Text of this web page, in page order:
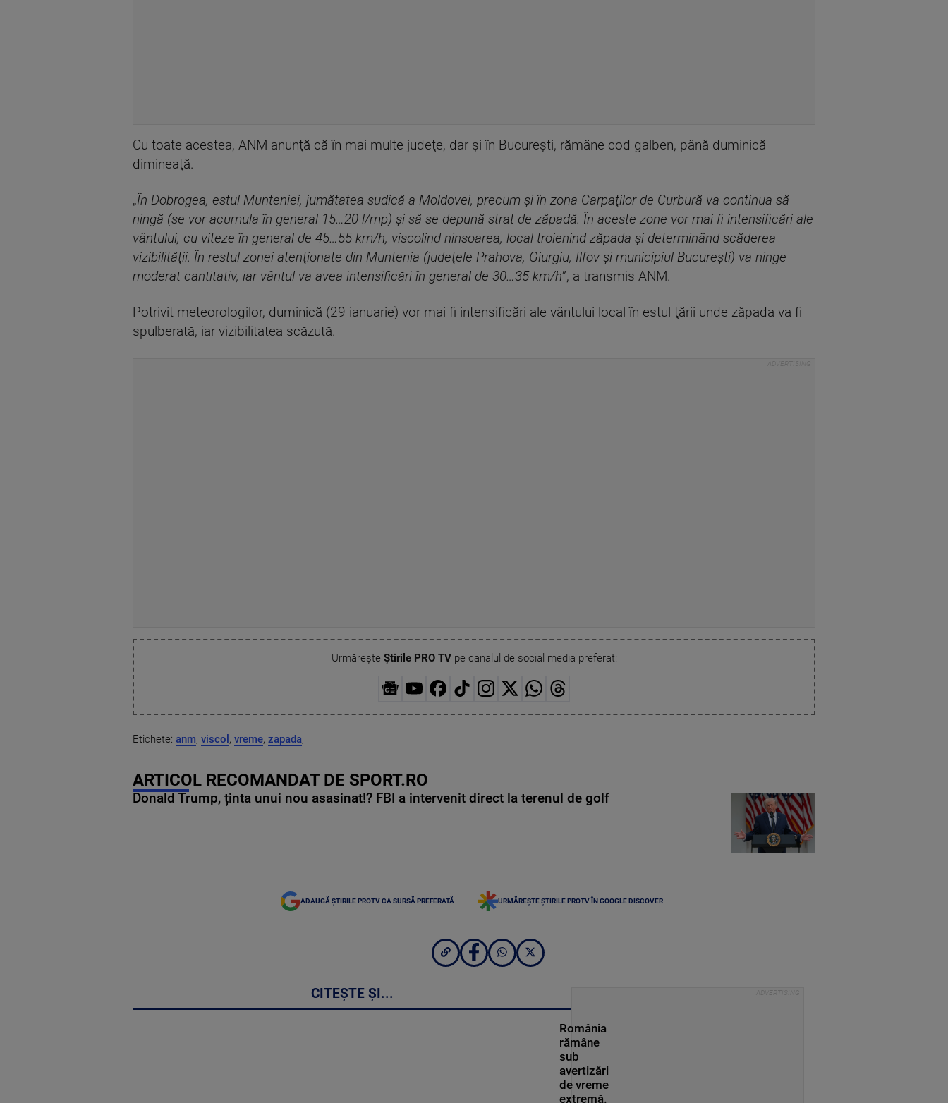
Cu toate acestea, ANM anunţă că în mai multe judeţe, dar şi în Bucureşti, rămâne cod galben, până duminică
dimineaţă.
„În Dobrogea, estul Munteniei, jumătatea sudică a Moldovei, precum şi în zona Carpaţilor de Curbură va continua să
ningă (se vor acumula în general 15…20 l/mp) şi să se depună strat de zăpadă. În aceste zone vor mai fi intensificări ale
vântului, cu viteze în general de 45…55 km/h, viscolind ninsoarea, local troienind zăpada şi determinând scăderea
vizibilităţii. În restul zonei atenţionate din Muntenia (judeţele Prahova, Giurgiu, Ilfov şi municipiul Bucureşti) va ninge
moderat cantitativ, iar vântul va avea intensificări în general de 30…35 km/h”, a transmis ANM.
Potrivit meteorologilor, duminică (29 ianuarie) vor mai fi intensificări ale vântului local în estul ţării unde zăpada va fi
spulberată, iar vizibilitatea scăzută.
Urmărește Știrile PRO TVpe canalul de social media preferat:
Etichete: anm, viscol , vreme, zapada,
ARTICOL RECOMANDAT DE SPORT.RO
Donald Trump, ținta unui nou asasinat!? FBI a intervenit direct la terenul de golf
ADAUGĂ ȘTIRILE PROTV CA SURSĂ PREFERATĂ URMĂREȘTE ȘTIRILE PROTV ÎN GOOGLE DISCOVER
CITEȘTE ȘI...
România
rămâne
sub
avertizări
de vreme
extremă.